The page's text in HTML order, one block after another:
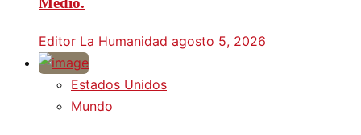
Editor La Humanidad agosto 5, 2026
Estados Unidos
Mundo